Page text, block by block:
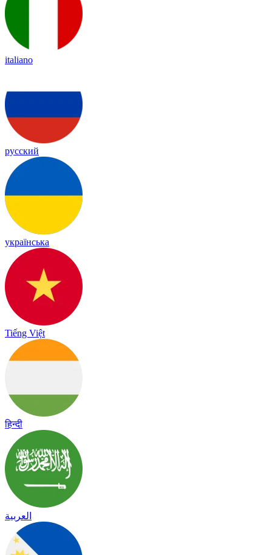
italiano
русский
українська
Tiếng Việt
हिन्दी
العربية